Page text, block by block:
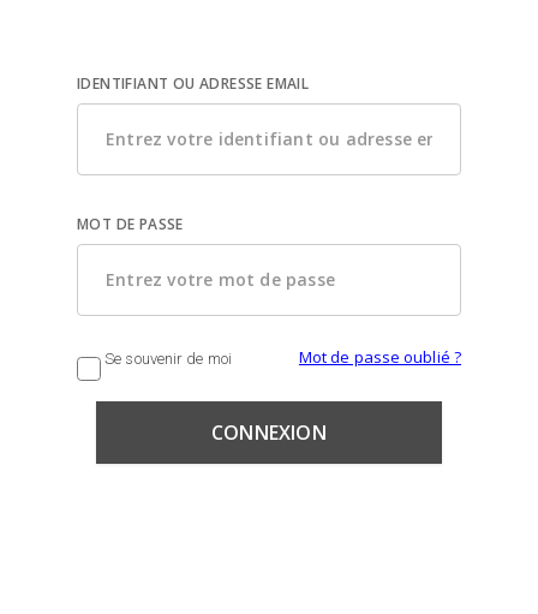
IDENTIFIANT OU ADRESSE EMAIL
MOT DE PASSE
Se souvenir de moi Mot de passe oublié ?